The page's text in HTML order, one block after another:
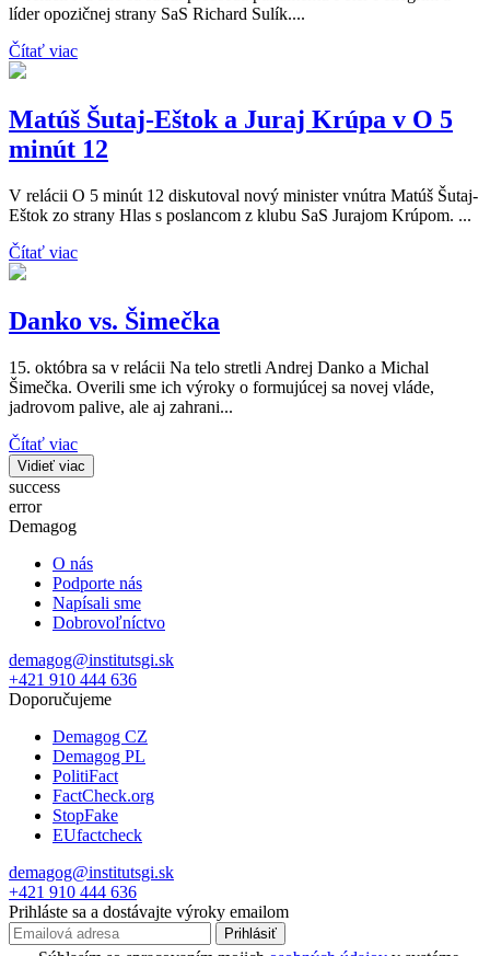
líder opozičnej strany SaS Richard Sulík....
Čítať viac
Matúš Šutaj-Eštok a Juraj Krúpa v O 5
minút 12
V relácii O 5 minút 12 diskutoval nový minister vnútra Matúš Šutaj-
Eštok zo strany Hlas s poslancom z klubu SaS Jurajom Krúpom. ...
Čítať viac
Danko vs. Šimečka
15. októbra sa v relácii Na telo stretli Andrej Danko a Michal
Šimečka. Overili sme ich výroky o formujúcej sa novej vláde,
jadrovom palive, ale aj zahrani...
Čítať viac
Vidieť viac
success
error
Demagog
O nás
Podporte nás
Napísali sme
Dobrovoľníctvo
demagog@institutsgi.sk
+421 910 444 636
Doporučujeme
Demagog CZ
Demagog PL
PolitiFact
FactCheck.org
StopFake
EUfactcheck
demagog@institutsgi.sk
+421 910 444 636
Prihláste sa a dostávajte výroky emailom
Prihlásiť